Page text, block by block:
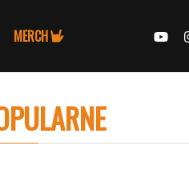
MERCH